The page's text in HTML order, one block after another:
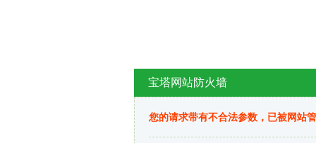
宝塔网站防火墙
您的请求带有不合法参数，已被网站